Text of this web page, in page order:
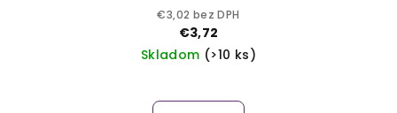
€3,02 bez DPH
€3,72
Skladom (>10 ks)